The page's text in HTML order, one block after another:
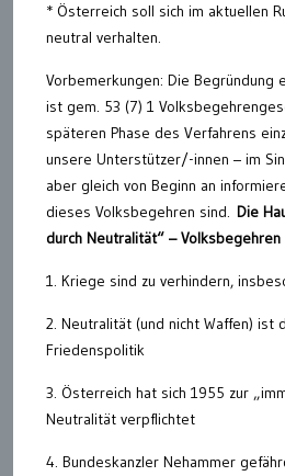
* Österreich soll sich im aktuellen
neutral verhalten.
Vorbemerkungen: Die Begründung
ist gem. 53 (7) 1
späteren Phase des Verfahrens
unsere Unterstützer/-innen – im
aber gleich von Beginn an
dieses Volksbegehren sind. Die
durch Neutralität“ – Volksbegehren
1. Kriege sind zu verhindern,
2. Neutralität (und nicht Waffen) ist
Friedenspolitik
3. Österreich hat sich 1955 zur
Neutralität verpflichtet
4. Bundeskanzler Nehammer